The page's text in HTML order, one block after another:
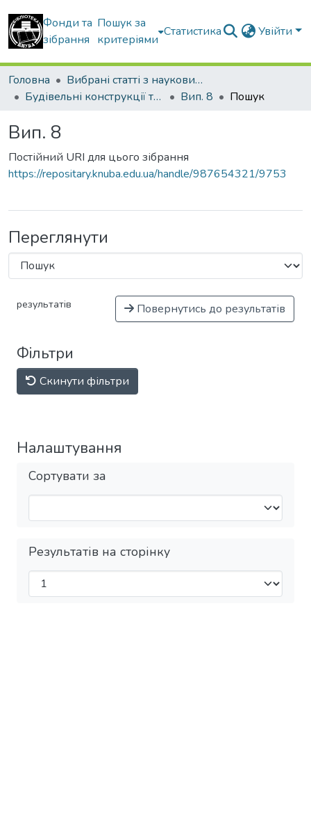
Фонди та
зібрання
Пошук за
критеріями
Статистика Увійти
Головна
Вибрані статті з наукових збірників КНУБА
Будівельні конструкції теорія і практика
Вип. 8 Пошук
Вип. 8
Постійний URI для цього зібрання
https://repositary.knuba.edu.ua/handle/987654321/9753
Переглянути
результатів Повернутись до результатів
Фільтри
Скинути фільтри
Налаштування
Сортувати за
Результатів на сторінку